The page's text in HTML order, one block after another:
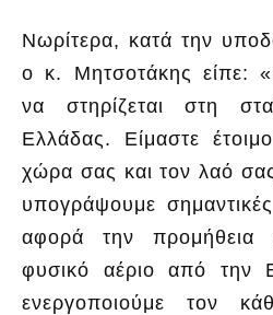
Νωρίτερα, κατά την
ο κ. Μητσοτάκης είπε:
να στηρίζεται στη
Ελλάδας. Είμαστε
χώρα σας και τον λαό
υπογράψουμε
αφορά την προμήθεια
φυσικό αέριο από την
ενεργοποιούμε τον